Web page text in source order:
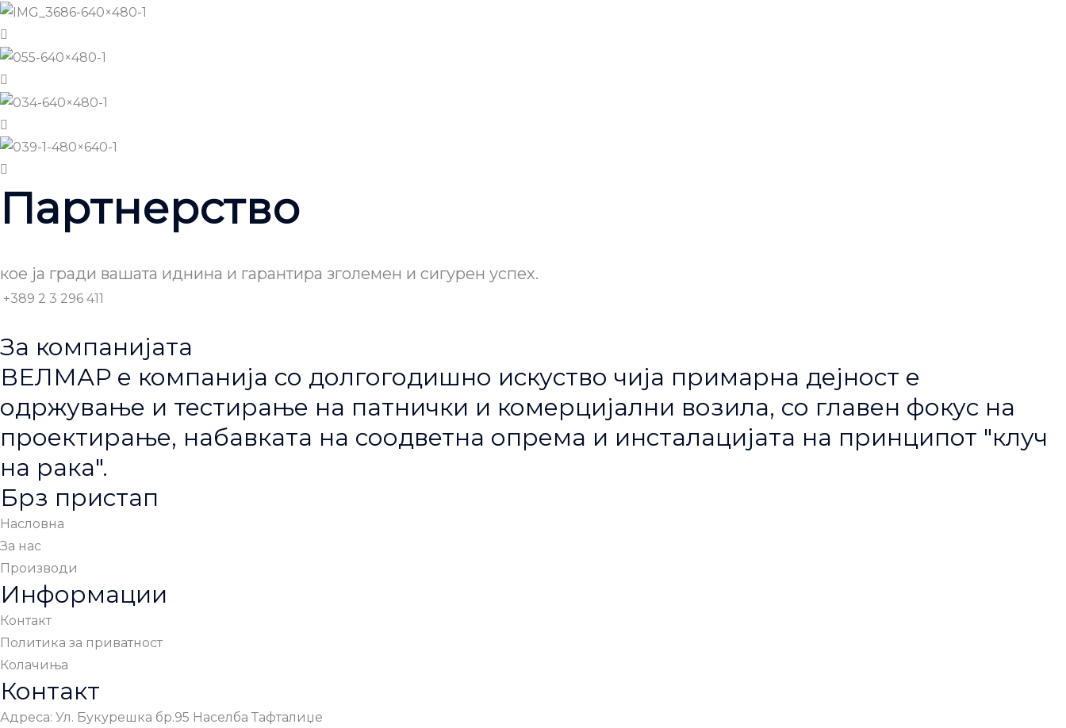
Партнерство
кое ја гради вашата иднина и гарантира зголемен и сигурен успех.
+389 2 3 296 411
За компанијата
ВЕЛМАР е компанија со долгогодишно искуство чија примарна дејност е
одржување и тестирање на патнички и комерцијални возила, со главен фокус на
проектирање, набавката на соодветна опрема и инсталацијата на принципот "клуч
на рака".
Брз пристап
Насловна
За нас
Производи
Информации
Контакт
Политика за приватност
Колачиња
Контакт
Адреса: Ул. Букурешка бр.95 Населба Тафталиџе